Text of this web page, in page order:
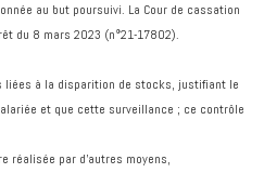
au but poursuivi. La Cour de cassation
du 8 mars 2023 (n°21-17802).
à la disparition de stocks, justifiant le
et que cette surveillance ; ce contrôle
réalisée par d'autres moyens,